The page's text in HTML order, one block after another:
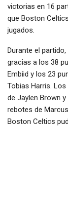
victorias en 16
que Boston
jugados.
Durante el
gracias a los 38
Embiid y los 23
Tobias Harris.
de Jaylen Brown
rebotes de
Boston Celtics